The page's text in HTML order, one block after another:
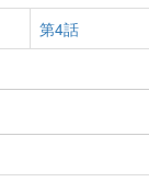
第4話